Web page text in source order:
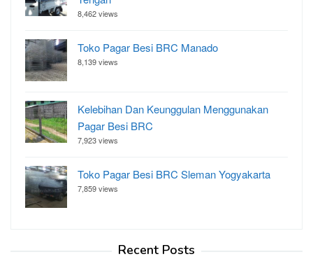
8,462 views
Toko Pagar Besi BRC Manado
8,139 views
Kelebihan Dan Keunggulan Menggunakan
Pagar Besi BRC
7,923 views
Toko Pagar Besi BRC Sleman Yogyakarta
7,859 views
Recent Posts